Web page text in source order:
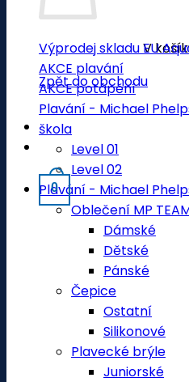
V
Zpět do obchodu
0
Výprodej skladu EU
AKCE plavání
AKCE potápění
Plavání - Michael
škola
Level 01
Level 02
Plavání - Michael
Oblečení MP
Dámské
Dětské
Pánské
Čepice
Ostatní
Silikonové
Plavecké brýle
Juniorské